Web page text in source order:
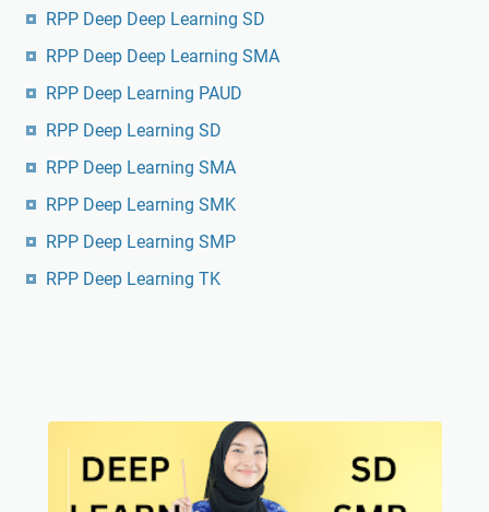
RPP Deep Deep Learning SD
RPP Deep Deep Learning SMA
RPP Deep Learning PAUD
RPP Deep Learning SD
RPP Deep Learning SMA
RPP Deep Learning SMK
RPP Deep Learning SMP
RPP Deep Learning TK